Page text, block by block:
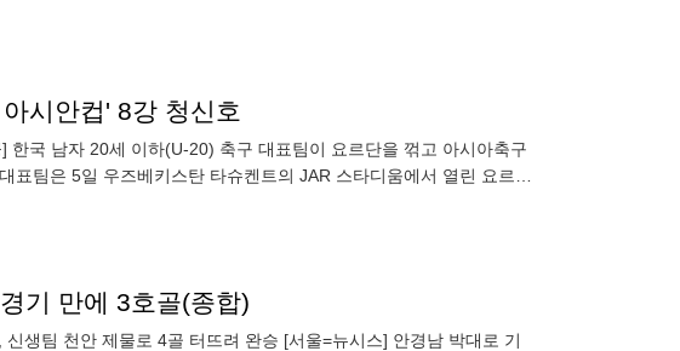
시안컵' 8강 청신호
국 남자 20세 이하(U-20) 축구 대표팀이 요르단을 꺾고 아시아축구
팀은 5일 우즈베키스탄 타슈켄트의 JAR 스타디움에서 열린 요르단
기 만에 3호골(종합)
생팀 천안 제물로 4골 터뜨려 완승 [서울=뉴시스] 안경남 박대로 기